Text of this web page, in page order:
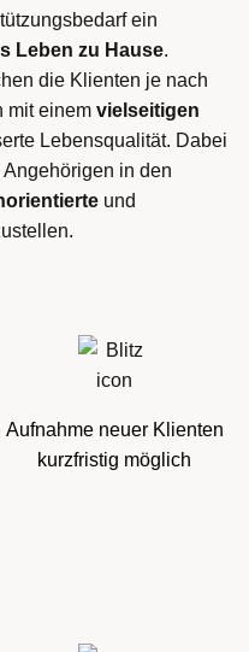
ein
Leben zu Hause.
die Klienten je nach
mit einem vielseitigen
Lebensqualität. Dabei
in den
und
Aufnahme neuer Klienten
kurzfristig möglich